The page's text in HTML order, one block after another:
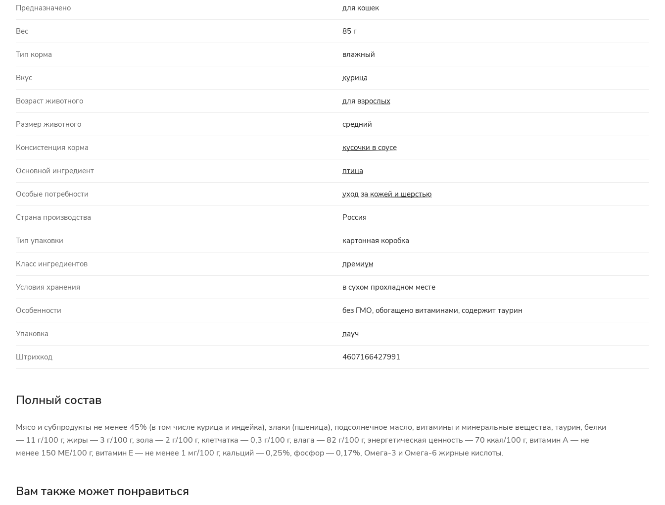
Предназначено для кошек
Вес 85 г
Тип корма влажный
Вкус курица
Возраст животного для взрослых
Размер животного средний
Консистенция корма кусочки в соусе
Основной ингредиент птица
Особые потребности уход за кожей и шерстью
Страна производства Россия
Тип упаковки картонная коробка
Класс ингредиентов премиум
Условия хранения в сухом прохладном месте
Особенности без ГМО, обогащено витаминами, содержит таурин
Упаковка пауч
Штрихкод 4607166427991
Полный состав
Мясо и субпродукты не менее 45% (в том числе курица и индейка), злаки (пшеница), подсолнечное масло, витамины и минеральные вещества, таурин, белки
— 11 г/100 г, жиры — 3 г/100 г, зола — 2 г/100 г, клетчатка — 0,3 г/100 г, влага — 82 г/100 г, энергетическая ценность — 70 ккал/100 г, витамин А — не
менее 150 МЕ/100 г, витамин Е — не менее 1 мг/100 г, кальций — 0,25%, фосфор — 0,17%, Омега-3 и Омега-6 жирные кислоты.
Вам также может понравиться